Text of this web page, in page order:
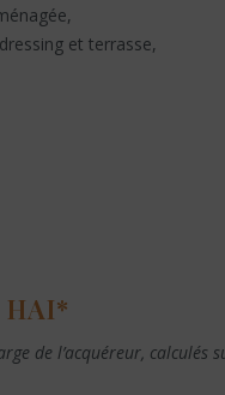
et terrasse,
HAI*
de l’acquéreur,